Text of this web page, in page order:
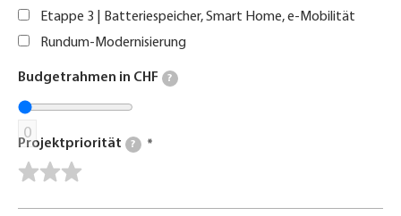
Etappe 3 | Batteriespeicher, Smart Home, e-Mobilität
Rundum-Modernisierung
Budgetrahmen in CHF ?
0
Projektpriorität ?